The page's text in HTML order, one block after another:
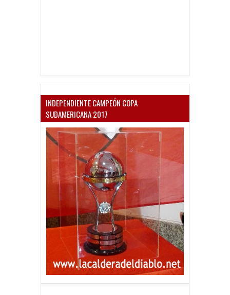
INDEPENDIENTE CAMPEÓN COPA
SUDAMERICANA 2017